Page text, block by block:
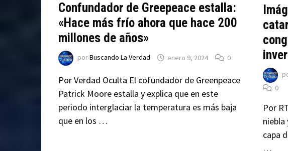
Confundador de Greepeace estalla:
«Hace más frío ahora que hace 200
millones de años»
porBuscando La Verdad enero 9, 2024 0
Por Verdad Oculta El cofundador de Greenpeace
Patrick Moore estalla y explica que en este
periodo interglaciar la temperatura es más baja
que en los …
0
Por
capa
…